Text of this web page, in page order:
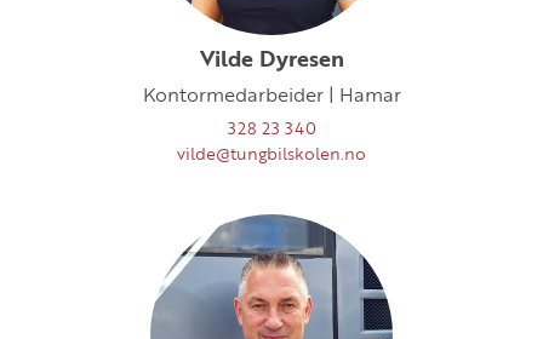
Vilde Dyresen
Kontormedarbeider | Hamar
328 23 340
vilde@tungbilskolen.no